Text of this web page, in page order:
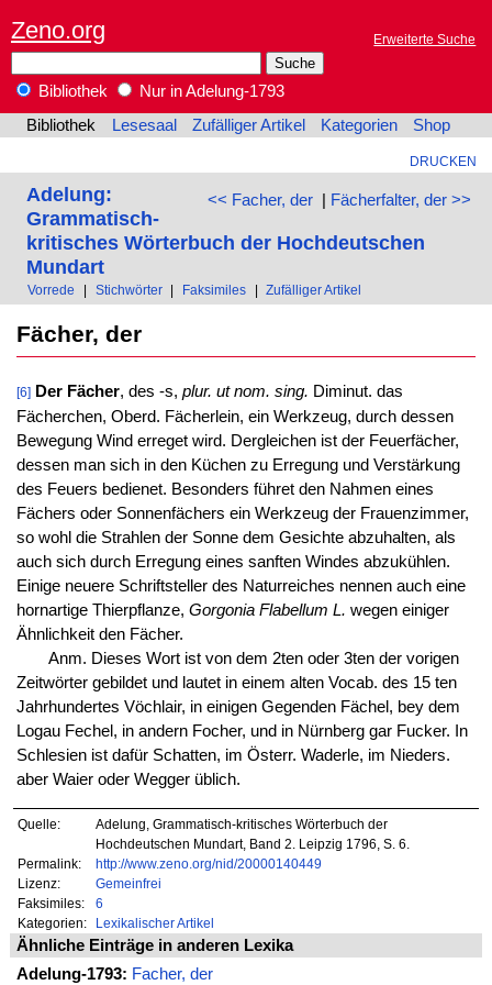
Zeno.org Erweiterte Suche
Bibliothek
Nur in Adelung-1793
Bibliothek
Lesesaal Zufälliger Artikel Kategorien Shop
DRUCKEN
<< Facher, der| Fächerfalter, der >>
Adelung:
Grammatisch-
kritisches Wörterbuch der Hochdeutschen
Mundart
Vorrede Stichwörter Faksimiles Zufälliger Artikel
Fächer, der
[6] Der Fächer, des -s, plur. ut nom. sing. Diminut. das
Fächerchen, Oberd. Fächerlein, ein Werkzeug, durch dessen
Bewegung Wind erreget wird. Dergleichen ist der Feuerfächer,
dessen man sich in den Küchen zu Erregung und Verstärkung
des Feuers bedienet. Besonders führet den Nahmen eines
Fächers oder Sonnenfächers ein Werkzeug der Frauenzimmer,
so wohl die Strahlen der Sonne dem Gesichte abzuhalten, als
auch sich durch Erregung eines sanften Windes abzukühlen.
Einige neuere Schriftsteller des Naturreiches nennen auch eine
hornartige Thierpflanze, Gorgonia Flabellum L. wegen einiger
Ähnlichkeit den Fächer.
Anm. Dieses Wort ist von dem 2ten oder 3ten der vorigen
Zeitwörter gebildet und lautet in einem alten Vocab. des 15 ten
Jahrhundertes Vöchlair, in einigen Gegenden Fächel, bey dem
Logau Fechel, in andern Focher, und in Nürnberg gar Fucker. In
Schlesien ist dafür Schatten, im Österr. Waderle, im Nieders.
aber Waier oder Wegger üblich.
Quelle:
Adelung, Grammatisch-kritisches Wörterbuch der
Hochdeutschen Mundart, Band 2. Leipzig 1796, S. 6.
Permalink:
http://www.zeno.org/nid/20000140449
Lizenz:
Gemeinfrei
Faksimiles:
6
Kategorien:
Lexikalischer Artikel
Ähnliche Einträge in anderen Lexika
Adelung-1793: Facher, der